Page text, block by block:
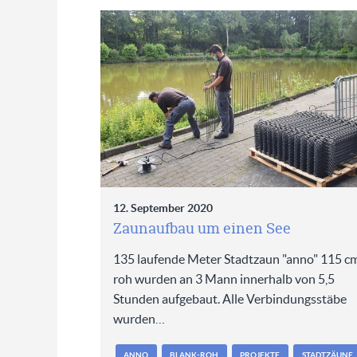
12. September 2020
Zaunaufbau um einen See
135 laufende Meter Stadtzaun "anno" 115
roh wurden an 3 Mann innerhalb von 5,5
Stunden aufgebaut. Alle Verbindungsstäbe
wurden…
ANNO BLANK-ROH PROJEKTE STADTZÄUNE